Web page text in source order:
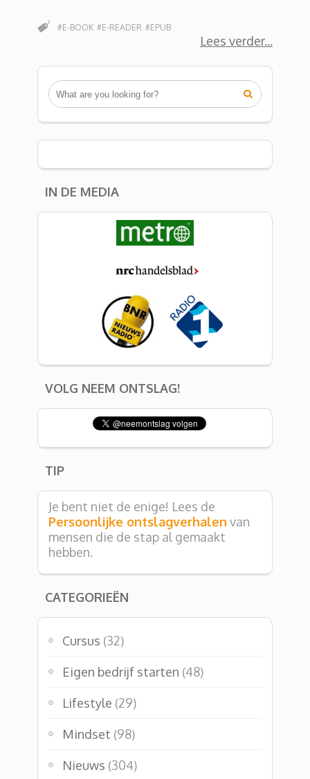
Lees verder
#E-BOOK #E-READER #EPUB

IN DE MEDIA
VOLG NEEM ONTSLAG!
TIP
Je bent niet de enige! Lees de
Persoonlijke ontslagverhalen van
mensen die de stap al gemaakt
hebben.
CATEGORIEËN
Cursus (32)
Eigen bedrijf starten (48)
Lifestyle (29)
Mindset (98)
Nieuws (304)